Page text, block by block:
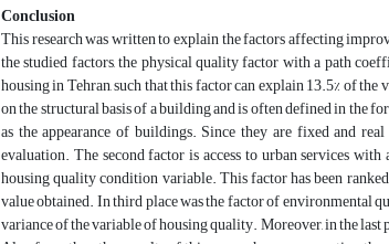
Conclusion
This research was written to explain the factors affecting
the studied factors, the physical quality factor with a path
housing in Tehran, such that this factor can explain 13.5% of
on the structural basis of a building and is often defined in the
as the appearance of buildings. Since they are fixed and
evaluation. The second factor is access to urban services
housing quality condition variable. This factor has been
value obtained. In third place was the factor of environmental
variance of the variable of housing quality. Moreover, in the